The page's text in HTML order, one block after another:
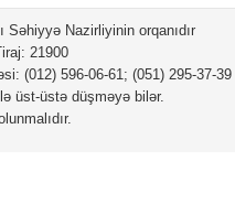
Nazirliyinin orqanıdır
21900
(012) 596-06-61; (051) 295-37-39
üst-üstə düşməyə bilər.